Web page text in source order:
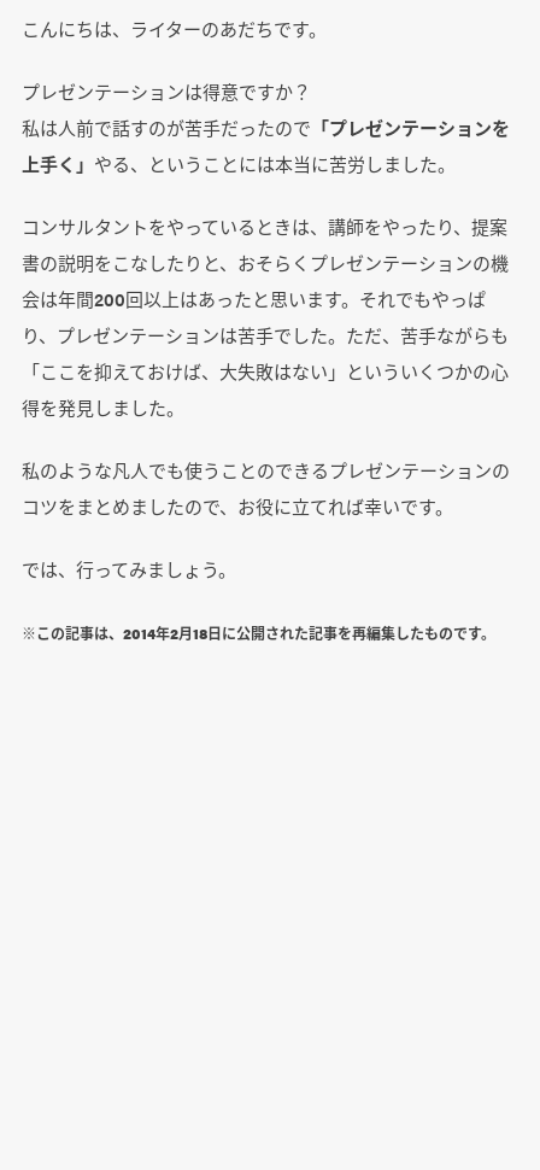
こんにちは、ライターのあだちです。
プレゼンテーションは得意ですか？
私は人前で話すのが苦手だったので 「プレゼンテーションを
上手く」 やる、ということには本当に苦労しました。
コンサルタントをやっているときは、講師をやったり、提案
書の説明をこなしたりと、おそらくプレゼンテーションの機
会は年間200回以上はあったと思います。それでもやっぱ
り、プレゼンテーションは苦手でした。ただ、苦手ながらも
「ここを抑えておけば、大失敗はない」といういくつかの心
得を発見しました。
私のような凡人でも使うことのできるプレゼンテーションの
コツをまとめましたので、お役に立てれば幸いです。
では、行ってみましょう。
※この記事は、2014年2月18日に公開された記事を再編集したものです。